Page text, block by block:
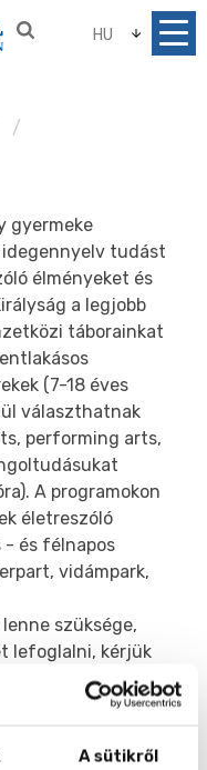
A sütikről
HU
gyermeke
tudást
élményeket és
a legjobb
táborainkat
(7-18 éves
választhatnak
performing arts,
A programokon
életreszóló
- és félnapos
vidámpark,
szüksége,
lefoglalni, kérjük
egy ingyenes